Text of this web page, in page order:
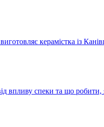
керамістка із
впливу спеки та що